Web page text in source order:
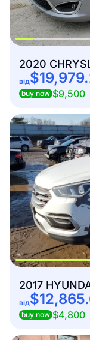
2020
від
buy now $9,500
2017
від
buy now $4,800